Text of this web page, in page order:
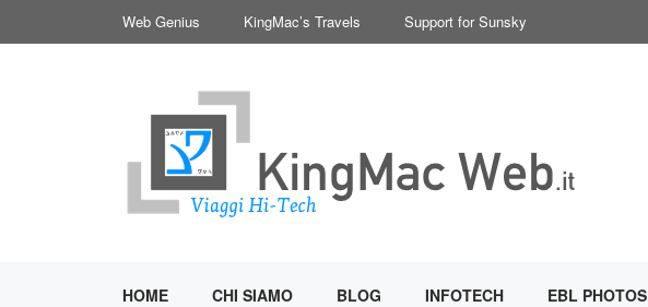
al
Web Genius KingMac’s Travels Support for Sunsky
HOME CHI SIAMO BLOG INFOTECH EBL PHOTOS